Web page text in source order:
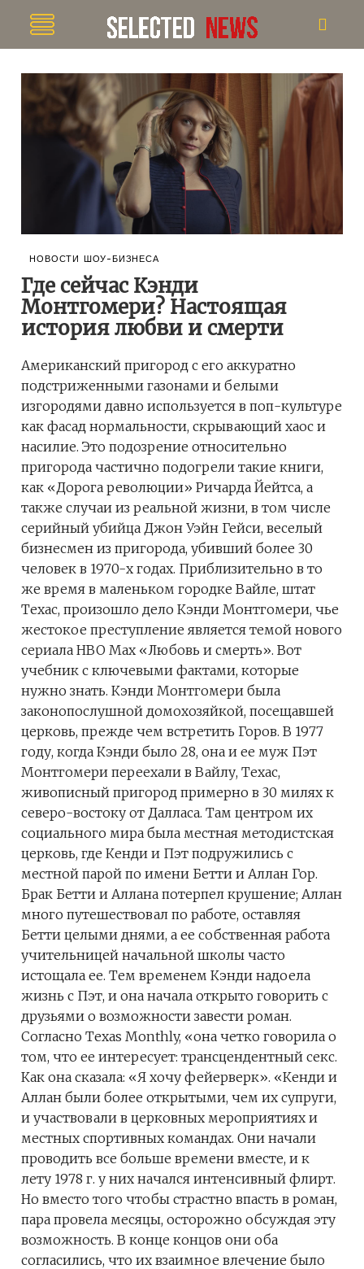
НОВОСТИ ШОУ-БИЗНЕСА
Где сейчас Кэнди
Монтгомери? Настоящая
история любви и смерти
Американский пригород с его аккуратно
подстриженными газонами и белыми
изгородями давно используется в поп-культуре
как фасад нормальности, скрывающий хаос и
насилие. Это подозрение относительно
пригорода частично подогрели такие книги,
как «Дорога революции» Ричарда Йейтса, а
также случаи из реальной жизни, в том числе
серийный убийца Джон Уэйн Гейси, веселый
бизнесмен из пригорода, убивший более 30
человек в 1970-х годах. Приблизительно в то
же время в маленьком городке Вайле, штат
Техас, произошло дело Кэнди Монтгомери, чье
жестокое преступление является темой нового
сериала HBO Max «Любовь и смерть». Вот
учебник с ключевыми фактами, которые
нужно знать. Кэнди Монтгомери была
законопослушной домохозяйкой, посещавшей
церковь, прежде чем встретить Горов. В 1977
году, когда Кэнди было 28, она и ее муж Пэт
Монтгомери переехали в Вайлу, Техас,
живописный пригород примерно в 30 милях к
северо-востоку от Далласа. Там центром их
социального мира была местная методистская
церковь, где Кенди и Пэт подружились с
местной парой по имени Бетти и Аллан Гор.
Брак Бетти и Аллана потерпел крушение; Аллан
много путешествовал по работе, оставляя
Бетти целыми днями, а ее собственная работа
учительницей начальной школы часто
истощала ее. Тем временем Кэнди надоела
жизнь с Пэт, и она начала открыто говорить с
друзьями о возможности завести роман.
Согласно Texas Monthly, «она четко говорила о
том, что ее интересует: трансцендентный секс.
Как она сказала: «Я хочу фейерверк». «Кенди и
Аллан были более открытыми, чем их супруги,
и участвовали в церковных мероприятиях и
местных спортивных командах. Они начали
проводить все больше времени вместе, и к
лету 1978 г. у них начался интенсивный флирт.
Но вместо того чтобы страстно впасть в роман,
пара провела месяцы, осторожно обсуждая эту
возможность. В конце концов они оба
согласились, что их взаимное влечение было